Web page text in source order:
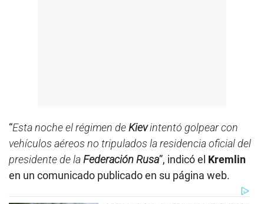
“Esta noche el régimen deKievintentó golpear con
vehículos aéreos no tripulados la residencia oficial del
presidente de laFederación Rusa”, indicó el Kremlin
en un comunicado publicado en su página web.